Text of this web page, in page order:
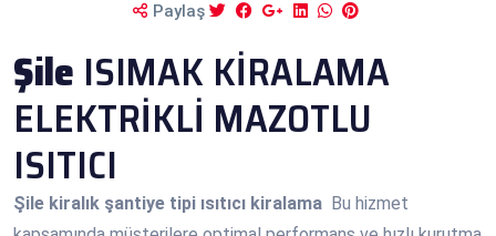
Paylaş
Şile ISIMAK KİRALAMA
ELEKTRİKLİ MAZOTLU
ISITICI
Şile kiralık şantiye tipi ısıtıcı kiralama Bu hizmet